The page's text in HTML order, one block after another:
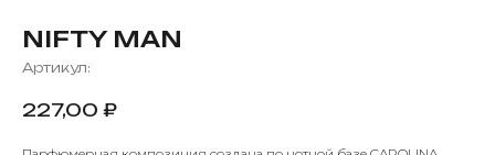
NIFTY MAN
Артикул:
227,00 ₽